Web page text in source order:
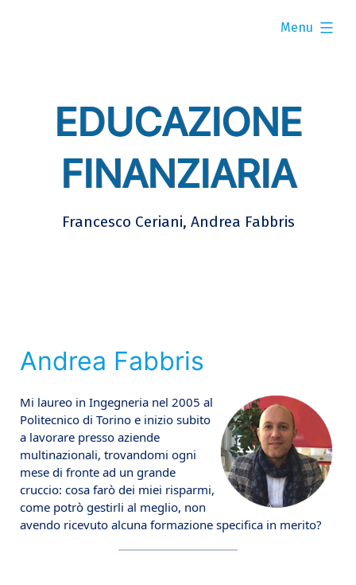
EDUCAZIONE
FINANZIARIA
Francesco Ceriani, Andrea Fabbris
Menu
expanded
Andrea Fabbris
Mi laureo in Ingegneria nel 2005 al
Politecnico di Torino e inizio subito
a lavorare presso aziende
multinazionali, trovandomi ogni
mese di fronte ad un grande
cruccio: cosa farò dei miei risparmi,
come potrò gestirli al meglio, non
avendo ricevuto alcuna formazione specifica in merito?